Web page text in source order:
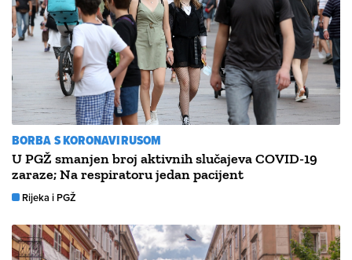
BORBA S KORONAVIRUSOM
U PGŽ smanjen broj aktivnih slučajeva COVID-19
zaraze; Na respiratoru jedan pacijent
Rijeka i PGŽ